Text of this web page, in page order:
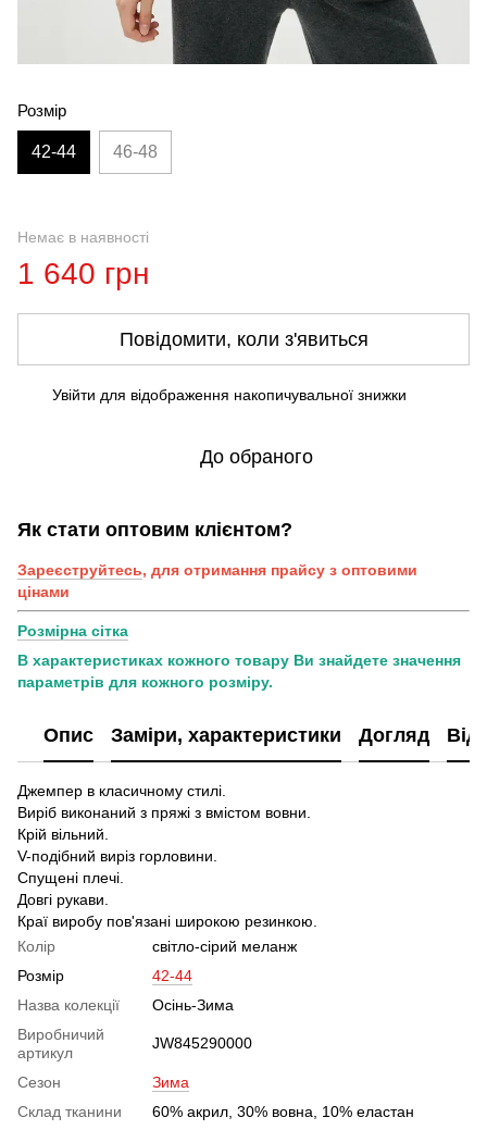
Розмір
42-44 46-48
Немає в наявності
1 640 грн
Повідомити, коли з'явиться
Увійти для відображення накопичувальної знижки
До обраного
Як стати оптовим клієнтом?
Зареєструйтесь, для отримання прайсу з оптовими
цінами
Розмірна сітка
В характеристиках кожного товару Ви знайдете значення
параметрів для кожного розміру.
Опис Заміри, характеристики Догляд
Джемпер в класичному стилі.
Виріб виконаний з пряжі з вмістом вовни.
Крій вільний.
V-подібний виріз горловини.
Спущені плечі.
Довгі рукави.
Краї виробу пов'язані широкою резинкою.
Колір
світло-сірий меланж
Розмір
42-44
Назва колекції
Осінь-Зима
Виробничий
артикул
JW845290000
Сезон
Зима
Склад тканини
60% акрил, 30% вовна, 10% еластан